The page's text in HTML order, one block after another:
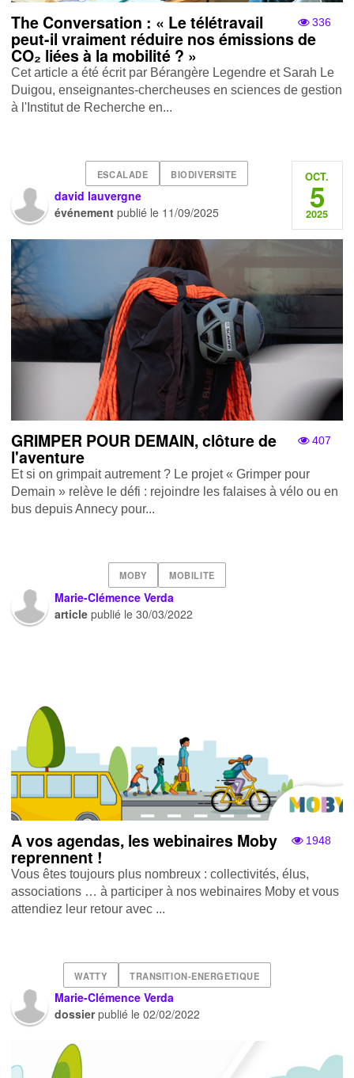
336
The Conversation : « Le télétravail
peut-il vraiment réduire nos émissions de
CO₂ liées à la mobilité ? »
Cet article a été écrit par Bérangère Legendre et Sarah Le
Duigou, enseignantes-chercheuses en sciences de gestion
à l'Institut de Recherche en...
ESCALADE BIODIVERSITE
david lauvergne
événement publié le 11/09/2025
OCT.
5
2025
407
GRIMPER POUR DEMAIN, clôture de
l'aventure
Et si on grimpait autrement ? Le projet « Grimper pour
Demain » relève le défi : rejoindre les falaises à vélo ou en
bus depuis Annecy pour...
MOBY MOBILITE
Marie-Clémence Verda
article publié le30/03/2022
1948
A vos agendas, les webinaires Moby
reprennent !
Vous êtes toujours plus nombreux : collectivités, élus,
associations … à participer à nos webinaires Moby et vous
attendiez leur retour avec ...
WATTY TRANSITION-ENERGETIQUE
Marie-Clémence Verda
dossierpublié le02/02/2022